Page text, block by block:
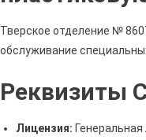
Тверское отделение №
обслуживание
Реквизиты
Лицензия: